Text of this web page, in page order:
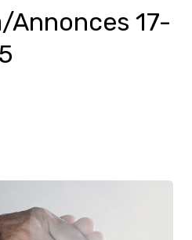
Annonces 17-